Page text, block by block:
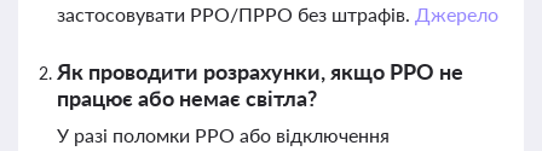
застосовувати РРО/ПРРО без штрафів. Джерело
Як проводити розрахунки, якщо РРО не
працює або немає світла?
У разі поломки РРО або відключення